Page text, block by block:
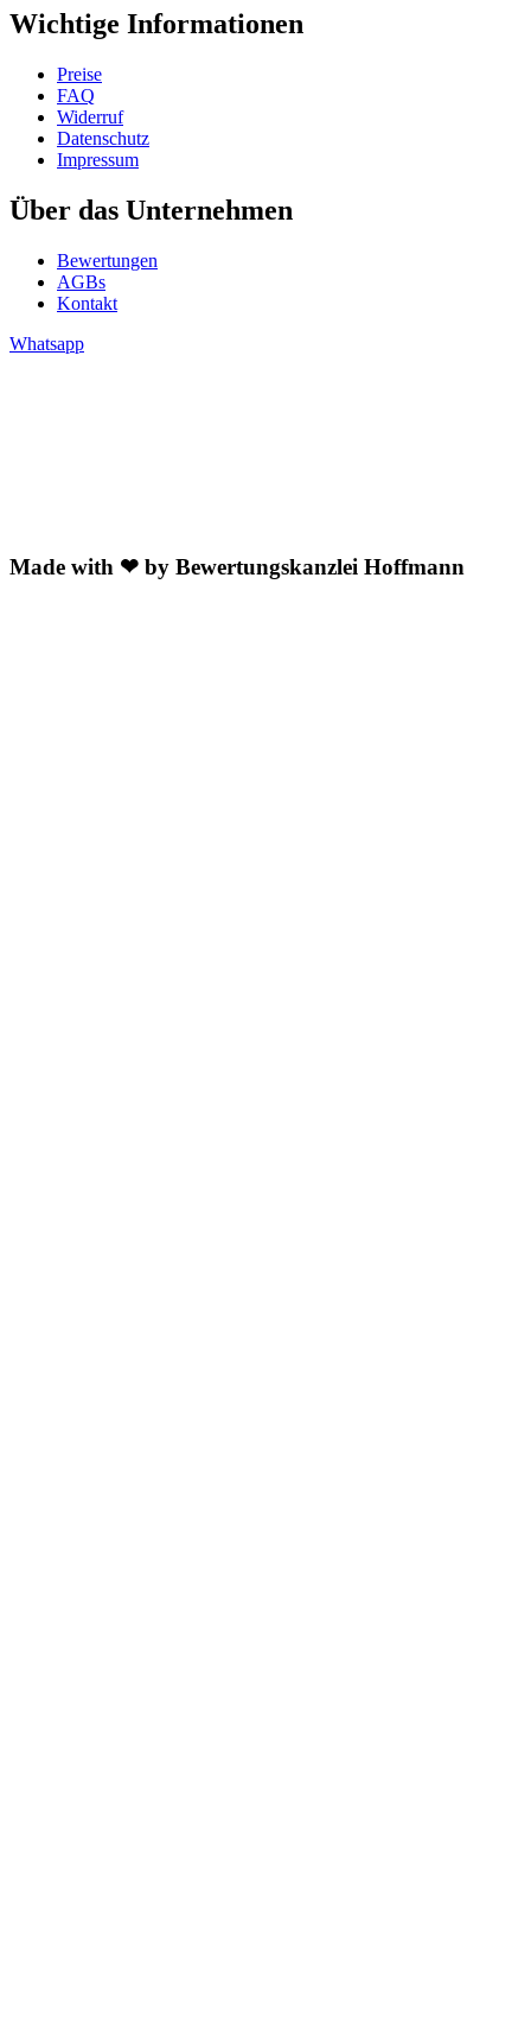
Wichtige Informationen
Preise
FAQ
Widerruf
Datenschutz
Impressum
Über das Unternehmen
Bewertungen
AGBs
Kontakt
Whatsapp
Made with ❤ by Bewertungskanzlei Hoffmann